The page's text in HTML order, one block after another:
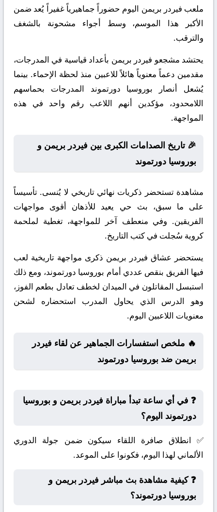
ملعب فيردر بريمن اليوم حضوراً جماهيرياً غفيراً يُعد ضمن
الأكبر هذا الموسم، وسط أجواء مشحونة بالشغف
والترقب.
يحتشد مشجعو فيردر بريمن بأعداد قياسية في المدرجات،
مقدمين دعماً معنوياً هائلاً للاعبين منذ لحظة الإحماء. بينما
يُشعل أنصار بوروسيا دورتموند المدرجات بحماسهم
اللامحدود، مؤكدين أنهم اللاعب رقم واحد في هذه
المواجهة.
🎉 تاريخ الصدامات الكبرى بين فيردر بريمن و
بوروسيا دورتموند
مشاهدة تستحضر ذكريات نهائي تاريخي لا يُنسى. تأسيساً
على ما سبق، بث حي يعيد للأذهان أقوى مواجهات
الفريقين. وفي منعطف آخر للمواجهة، تغطية لملحمة
كروية سُجلت في كتب التاريخ.
يستحضر عشاق فيردر بريمن ذكرى مواجهة تاريخية لعب
فيها الفريق بنقص عددي أمام بوروسيا دورتموند، ومع ذلك
استبسل المقاتلون في الميدان لخطف تعادل بطعم الفوز،
وهو الدرس الذي يحاول المدرب استحضاره لشحن
معنويات اللاعبين اليوم.
🔥 ملخص استفسارات الجماهير عن لقاء فيردر
بريمن ضد بوروسيا دورتموند
❓ في أي ساعة تبدأ مباراة فيردر بريمن و بوروسيا
دورتموند اليوم؟
✅ انطلاق صافرة اللقاء سيكون ضمن جولة الدوري
الألماني لهذا اليوم، فكونوا على الموعد.
❓ كيفية مشاهدة بث مباشر فيردر بريمن و
بوروسيا دورتموند؟